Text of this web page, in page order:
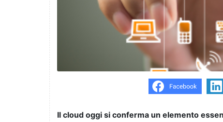
Il cloud oggi si conferma un elemento